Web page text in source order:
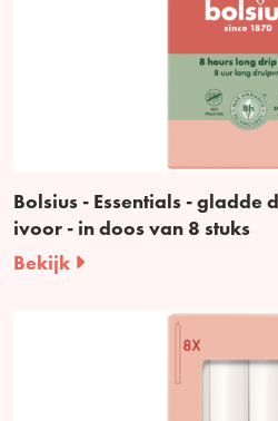
Bolsius - Essentials - gladde
ivoor - in doos van 8 stuks
Bekijk